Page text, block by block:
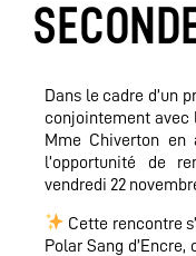
Dans le cadre d’un
conjointement avec
Mme Chiverton
l’opportunité de
vendredi 22
Cette rencontre
Polar Sang